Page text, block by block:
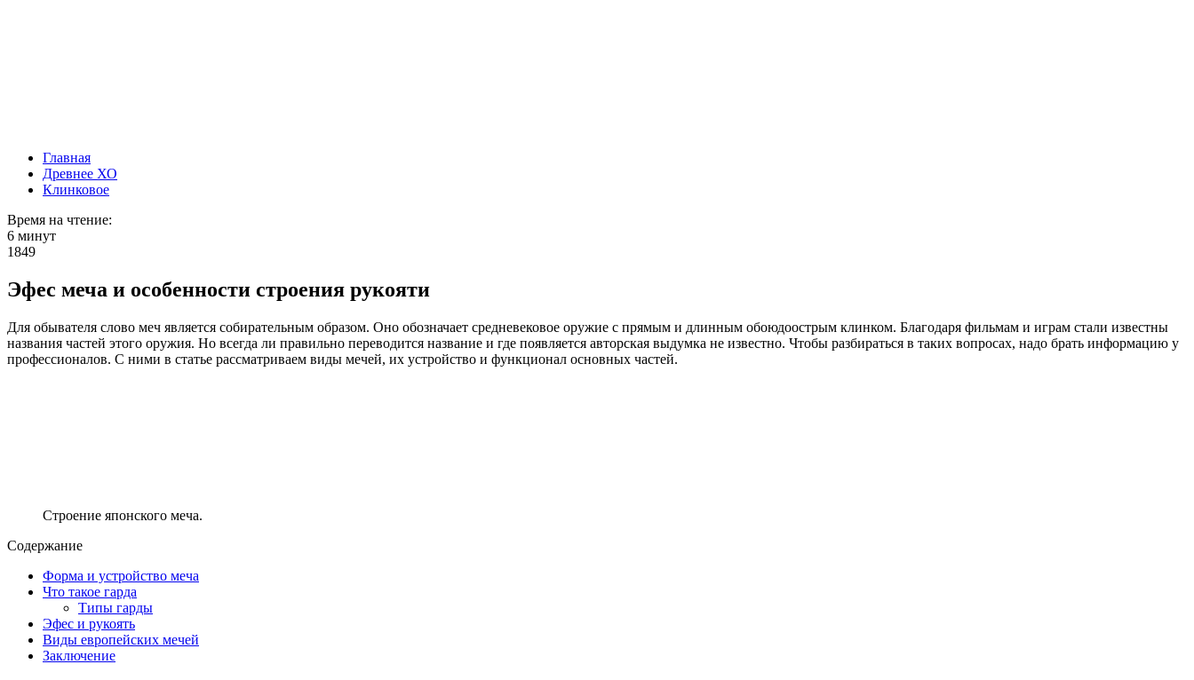
Главная
Древнее ХО
Клинковое
Время на чтение:
6 минут
1849
Эфес меча и особенности строения рукояти
Для обывателя слово меч является собирательным образом. Оно обозначает средневековое оружие с прямым и длинным обоюдоострым клинком. Благодаря фильмам и играм стали известны
названия частей этого оружия. Но всегда ли правильно переводится название и где появляется авторская выдумка не известно. Чтобы разбираться в таких вопросах, надо брать информацию у
профессионалов. С ними в статье рассматриваем виды мечей, их устройство и функционал основных частей.
Строение японского меча.
Содержание
Форма и устройство меча
Что такое гарда
Типы гарды
Эфес и рукоять
Виды европейских мечей
Заключение